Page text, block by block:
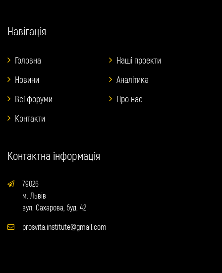
Навігація
Головна
Наші проекти
Новини
Аналітика
Всі форуми
Про нас
Контакти
Контактна інформація
79026
м. Львів
вул. Сахарова, буд. 42
prosvita.institute@gmail.com